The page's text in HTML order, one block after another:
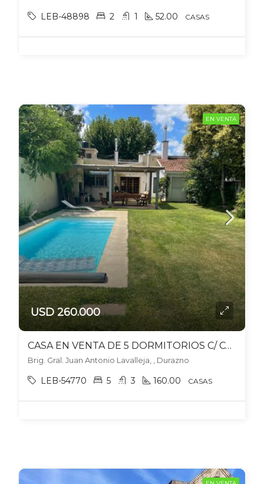
LEB-48898 2 1 52.00 CASAS
EN VENTA
USD 260.000
CASA EN VENTA DE 5 DORMITORIOS C/ COCHERA EN DURAZNO
Brig. Gral. Juan Antonio Lavalleja, , Durazno
LEB-54770 5 3 160.00 CASAS